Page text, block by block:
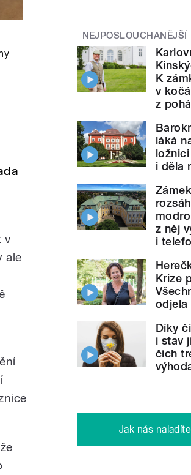
v
ale
NEJPOSLOUCHANĚJŠÍ
K
v
z
láká
i děla
z něj
i
Krize
odjela
Díky
i stav
čich
Jak nás